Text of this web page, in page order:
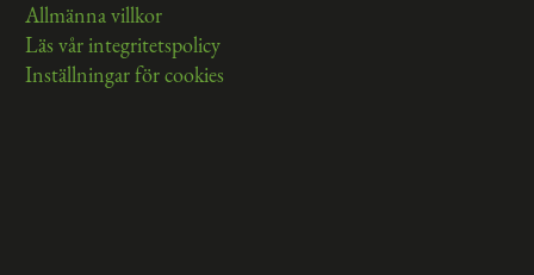
Allmänna villkor
Läs vår integritetspolicy
Inställningar för cookies